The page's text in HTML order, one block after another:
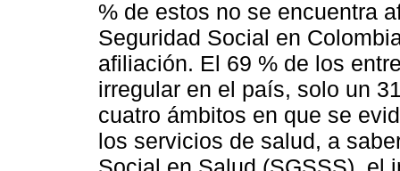
% de estos no se encuentra
Seguridad Social en
afiliación. El 69 % de los
irregular en el país, solo un
cuatro ámbitos en que se
los servicios de salud, a